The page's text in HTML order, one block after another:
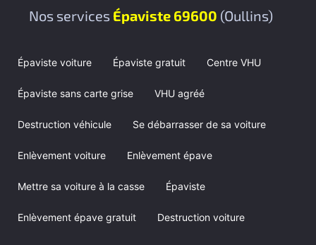
Nos services Épaviste 69600 (Oullins)
Épaviste voiture Épaviste gratuit Centre VHU
Épaviste sans carte grise VHU agréé
Destruction véhicule Se débarrasser de sa voiture
Enlèvement voiture Enlèvement épave
Mettre sa voiture à la casse Épaviste
Enlèvement épave gratuit Destruction voiture